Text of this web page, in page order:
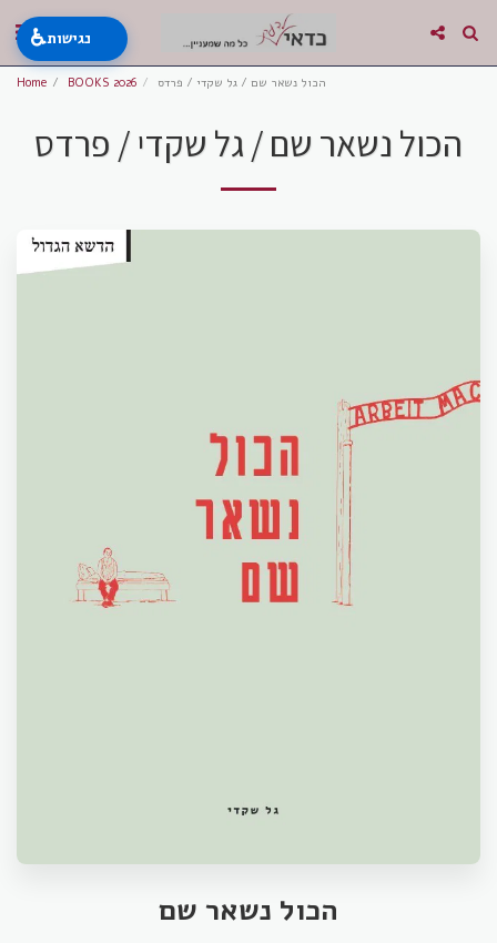
Home BOOKS 2026 הכול נשאר שם / גל שקדי / פרדס
הכול נשאר שם / גל שקדי / פרדס
הכול נשאר שם
♿נגישות